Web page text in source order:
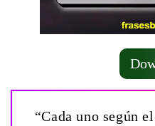
“Cada uno según